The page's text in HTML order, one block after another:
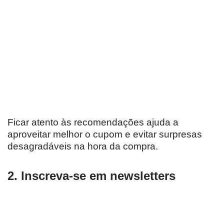
Ficar atento às recomendações ajuda a
aproveitar melhor o cupom e evitar surpresas
desagradáveis na hora da compra.
2. Inscreva-se em newsletters